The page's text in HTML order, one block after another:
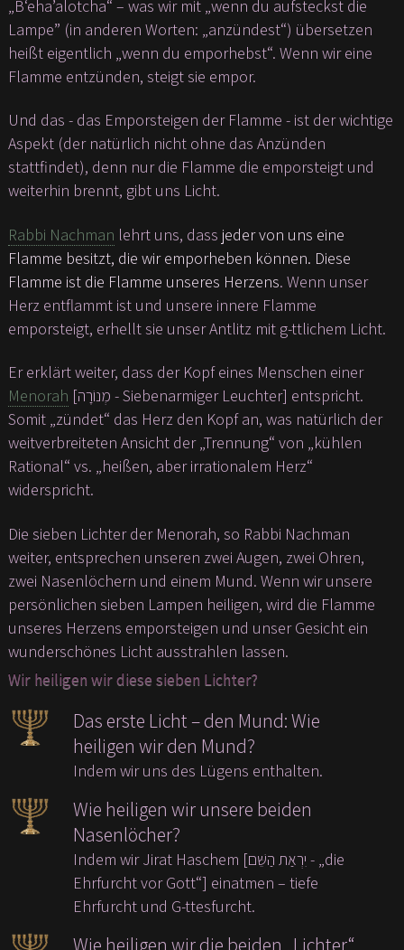
„B‘eha’alotcha“ – was wir mit „wenn du aufsteckst die
Lampe” (in anderen Worten: „anzündest“) übersetzen
heißt eigentlich „wenn du emporhebst“. Wenn wir eine
Flamme entzünden, steigt sie empor.
Und das - das Emporsteigen der Flamme - ist der wichtige
Aspekt (der natürlich nicht ohne das Anzünden
stattfindet), denn nur die Flamme die emporsteigt und
weiterhin brennt, gibt uns Licht.
Rabbi Nachman lehrt uns, dass jeder von uns eine
Flamme besitzt, die wir emporheben können. Diese
Flamme ist die Flamme unseres Herzens. Wenn unser
Herz entflammt ist und unsere innere Flamme
emporsteigt, erhellt sie unser Antlitz mit g-ttlichem Licht.
Er erklärt weiter, dass der Kopf eines Menschen einer
Menorah [מְנוֹרָה - Siebenarmiger Leuchter] entspricht.
Somit „zündet“ das Herz den Kopf an, was natürlich der
weitverbreiteten Ansicht der „Trennung“ von „kühlen
Rational“ vs. „heißen, aber irrationalem Herz“
widerspricht.
Die sieben Lichter der Menorah, so Rabbi Nachman
weiter, entsprechen unseren zwei Augen, zwei Ohren,
zwei Nasenlöchern und einem Mund. Wenn wir unsere
persönlichen sieben Lampen heiligen, wird die Flamme
unseres Herzens emporsteigen und unser Gesicht ein
wunderschönes Licht ausstrahlen lassen.
Wir heiligen wir diese sieben Lichter?
Das erste Licht – den Mund: Wie
heiligen wir den Mund?
Indem wir uns des Lügens enthalten.
Wie heiligen wir unsere beiden
Nasenlöcher?
Indem wir Jirat Haschem [יִרְאַת הַשֵּׁם - „die
Ehrfurcht vor Gott“] einatmen – tiefe
Ehrfurcht und G-ttesfurcht.
Wie heiligen wir die beiden „Lichter“